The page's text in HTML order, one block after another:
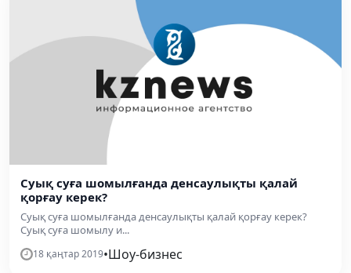
Суық суға шомылғанда денсаулықты қалай
қорғау керек?
Суық суға шомылғанда денсаулықты қалай қорғау керек?
Суық суға шомылу и...
18 қаңтар 2019•Шоу-бизнес